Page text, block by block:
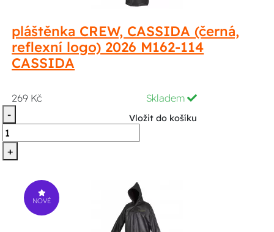
pláštěnka CREW, CASSIDA (černá,
reflexní logo) 2026 M162-114
CASSIDA
269 Kč
Skladem
-
+
Vložit do košíku
NOVÉ